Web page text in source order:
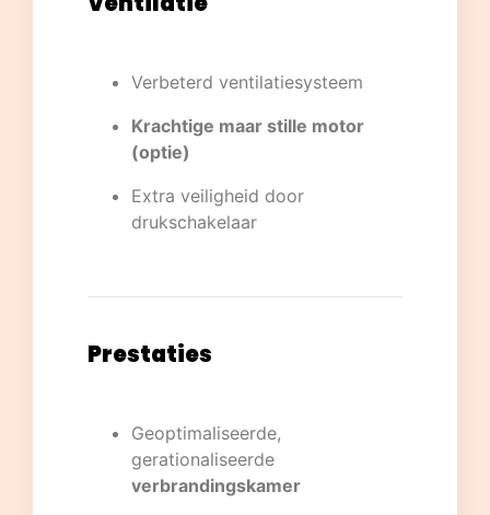
Verbeterd ventilatiesysteem
Krachtige maar stille motor
(optie)
Extra veiligheid door
drukschakelaar
Prestaties
Geoptimaliseerde,
gerationaliseerde
verbrandingskamer